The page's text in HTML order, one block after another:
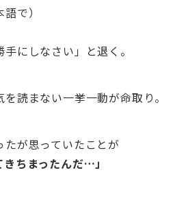
で）
にしなさい」と退く。
読まない一挙一動が命取り。
が思っていたことが
きちまったんだ…」